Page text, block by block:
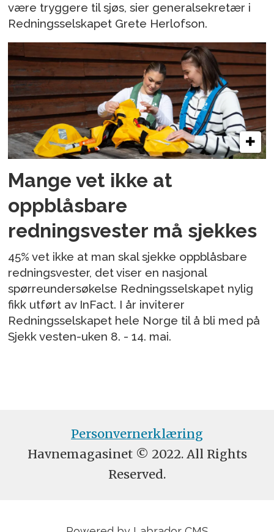
være tryggere til sjøs, sier generalsekretær i
Redningsselskapet Grete Herlofson.
Mange vet ikke at
oppblåsbare
redningsvester må sjekkes
45% vet ikke at man skal sjekke oppblåsbare
redningsvester, det viser en nasjonal
spørreundersøkelse Redningsselskapet nylig
fikk utført av InFact. I år inviterer
Redningsselskapet hele Norge til å bli med på
Sjekk vesten-uken 8. - 14. mai.
Personvernerklæring
Havnemagasinet © 2022. All Rights
Reserved.